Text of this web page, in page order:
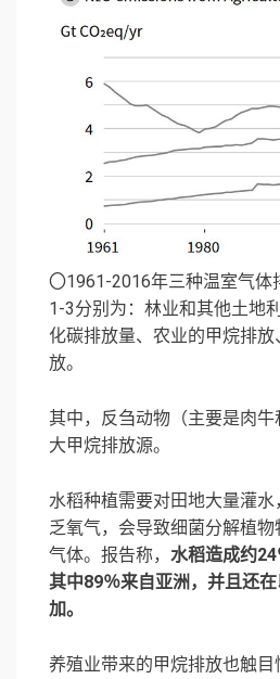
〇1961-2016年三种温室气体
1-3分别为：林业和其他土地
化碳排放量、农业的甲烷排
放。
其中，反刍动物（主要是肉
大甲烷排放源。
水稻种植需要对田地大量灌
乏氧气，会导致细菌分解植
气体。报告称， 水稻造成约24
其中89％来自亚洲，并且还
加。
养殖业带来的甲烷排放也触